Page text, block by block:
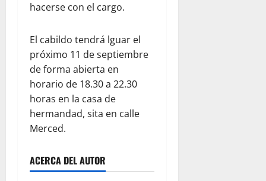
hacerse con el cargo.
El cabildo tendrá lguar el
próximo 11 de septiembre
de forma abierta en
horario de 18.30 a 22.30
horas en la casa de
hermandad, sita en calle
Merced.
ACERCA DEL AUTOR